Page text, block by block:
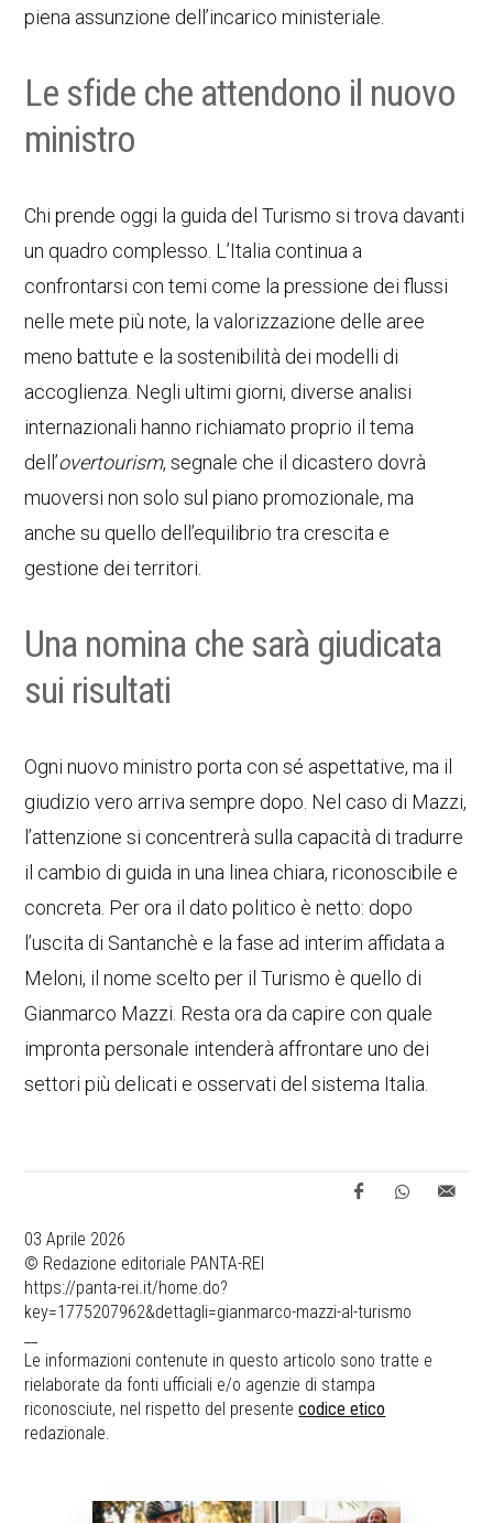
piena assunzione dell’incarico ministeriale.
Le sfide che attendono il nuovo
ministro
Chi prende oggi la guida del Turismo si trova davanti
un quadro complesso. L’Italia continua a
confrontarsi con temi come la pressione dei flussi
nelle mete più note, la valorizzazione delle aree
meno battute e la sostenibilità dei modelli di
accoglienza. Negli ultimi giorni, diverse analisi
internazionali hanno richiamato proprio il tema
dell’overtourism, segnale che il dicastero dovrà
muoversi non solo sul piano promozionale, ma
anche su quello dell’equilibrio tra crescita e
gestione dei territori.
Una nomina che sarà giudicata
sui risultati
Ogni nuovo ministro porta con sé aspettative, ma il
giudizio vero arriva sempre dopo. Nel caso di Mazzi,
l’attenzione si concentrerà sulla capacità di tradurre
il cambio di guida in una linea chiara, riconoscibile e
concreta. Per ora il dato politico è netto: dopo
l’uscita di Santanchè e la fase ad interim affidata a
Meloni, il nome scelto per il Turismo è quello di
Gianmarco Mazzi. Resta ora da capire con quale
impronta personale intenderà affrontare uno dei
settori più delicati e osservati del sistema Italia.
03 Aprile 2026
© Redazione editoriale PANTA-REI
https://panta-rei.it/home.do?
key=1775207962&dettagli=gianmarco-mazzi-al-turismo
Le informazioni contenute in questo articolo sono tratte e
rielaborate da fonti ufficiali e/o agenzie di stampa
riconosciute, nel rispetto del presentecodice etico
redazionale.